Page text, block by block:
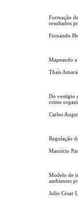
Formação
resultados
Fernando
Mapeando
Thais
Do vestígio
crime
Carlos
Regulação
Mauricio
Modelo de
ambientes
Julio Cesar